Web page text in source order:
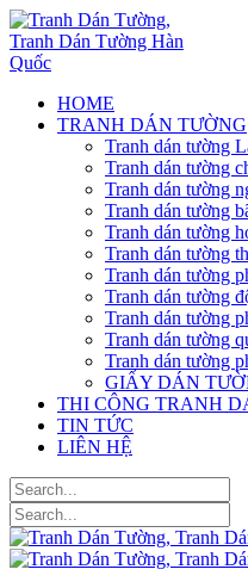
HOME
TRANH DÁN TƯỜNG
Tranh dán tường
Tranh dán tường
Tranh dán tường
Tranh dán tường
Tranh dán tường
Tranh dán tường
Tranh dán tường
Tranh dán tường
Tranh dán tường
Tranh dán tường
Tranh dán tường
GIẤY DÁN
THI CÔNG TRANH
TIN TỨC
LIÊN HỆ